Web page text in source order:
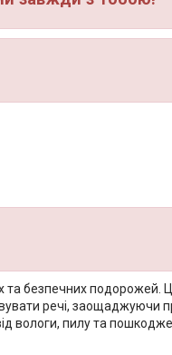
та безпечних подорожей.
речі, заощаджуючи
вологи, пилу та